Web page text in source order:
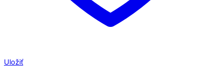
Uložiť